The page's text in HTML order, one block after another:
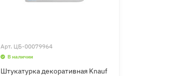
Арт. ЦБ-00079964
В наличии
Штукатурка декоративная Knauf